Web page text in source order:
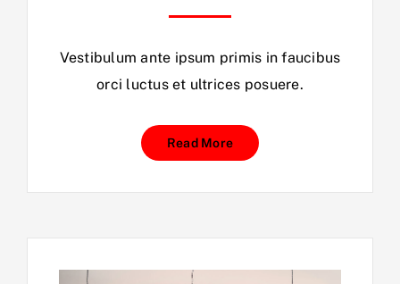
Vestibulum ante ipsum primis in faucibus
orci luctus et ultrices posuere.
Read More